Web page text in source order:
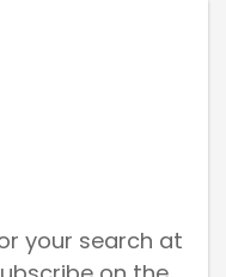
your search at